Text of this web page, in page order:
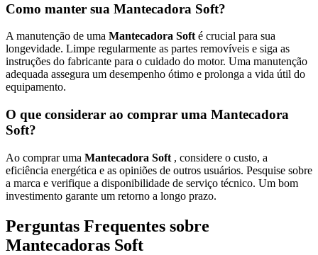
Como manter sua Mantecadora Soft?
A manutenção de uma Mantecadora Soft é crucial para sua
longevidade. Limpe regularmente as partes removíveis e siga as
instruções do fabricante para o cuidado do motor. Uma manutenção
adequada assegura um desempenho ótimo e prolonga a vida útil do
equipamento.
O que considerar ao comprar uma Mantecadora
Soft?
Ao comprar uma Mantecadora Soft , considere o custo, a
eficiência energética e as opiniões de outros usuários. Pesquise sobre
a marca e verifique a disponibilidade de serviço técnico. Um bom
investimento garante um retorno a longo prazo.
Perguntas Frequentes sobre
Mantecadoras Soft